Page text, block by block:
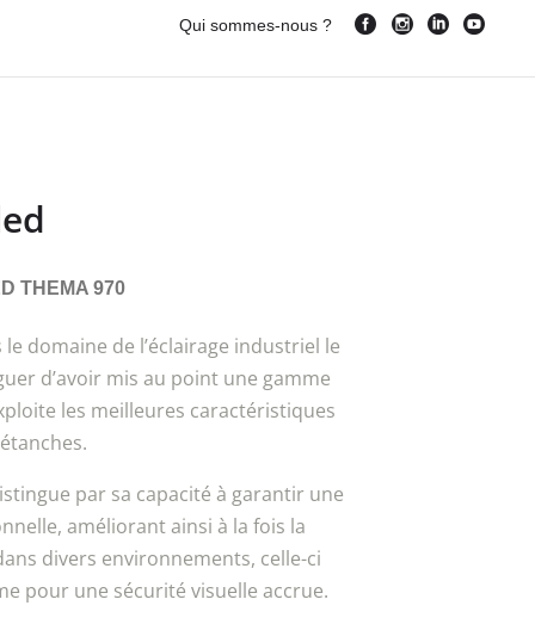
Qui sommes-nous ?
THEMA 970
domaine de l’éclairage industriel le
d’avoir mis au point une gamme
les meilleures caractéristiques
par sa capacité à garantir une
améliorant ainsi à la fois la
divers environnements, celle-ci
pour une sécurité visuelle accrue.